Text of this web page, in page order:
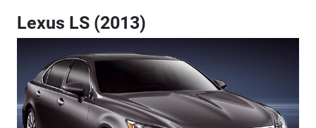
Lexus LS (2013)